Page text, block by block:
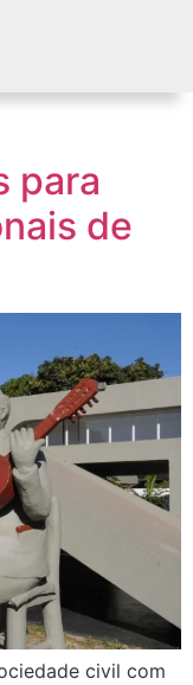
para
de
civil com